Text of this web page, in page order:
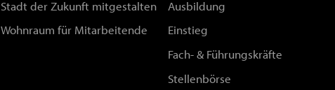
Stadt der Zukunft mitgestalten
Wohnraum für Mitarbeitende
Ausbildung
Einstieg
Fach- & Führungskräfte
Stellenbörse